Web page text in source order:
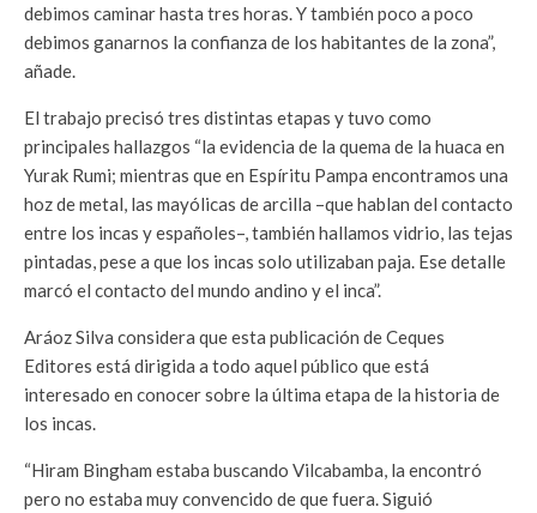
debimos caminar hasta tres horas. Y también poco a poco
debimos ganarnos la confianza de los habitantes de la zona”,
añade.
El trabajo precisó tres distintas etapas y tuvo como
principales hallazgos “la evidencia de la quema de la huaca en
Yurak Rumi; mientras que en Espíritu Pampa encontramos una
hoz de metal, las mayólicas de arcilla –que hablan del contacto
entre los incas y españoles–, también hallamos vidrio, las tejas
pintadas, pese a que los incas solo utilizaban paja. Ese detalle
marcó el contacto del mundo andino y el inca”.
Aráoz Silva considera que esta publicación de Ceques
Editores está dirigida a todo aquel público que está
interesado en conocer sobre la última etapa de la historia de
los incas.
“Hiram Bingham estaba buscando Vilcabamba, la encontró
pero no estaba muy convencido de que fuera. Siguió